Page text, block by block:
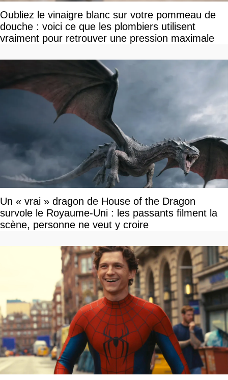
Oubliez le vinaigre blanc sur votre pommeau de
douche : voici ce que les plombiers utilisent
vraiment pour retrouver une pression maximale
Un « vrai » dragon de House of the Dragon
survole le Royaume-Uni : les passants filment la
scène, personne ne veut y croire